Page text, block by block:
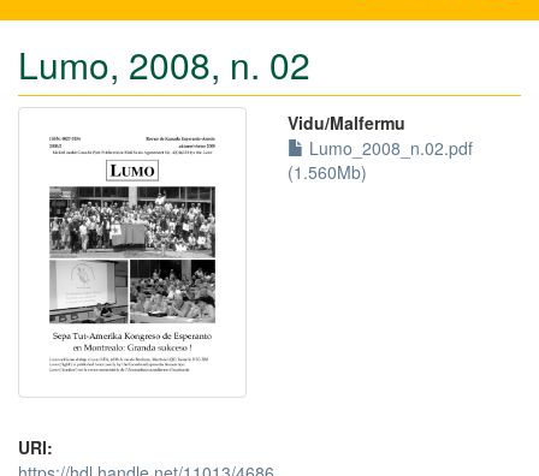
Lumo, 2008, n. 02
Vidu/Malfermu
Lumo_2008_n.02.pdf
(1.560Mb)
URI: